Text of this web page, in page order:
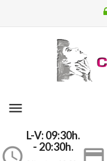
menu
access_time
L-V: 09:30h.
- 20:30h.
payment